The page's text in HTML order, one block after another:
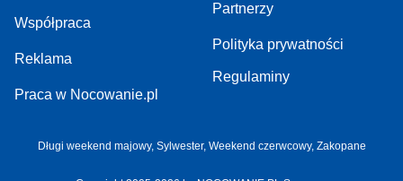
Współpraca
Reklama
Praca w Nocowanie.pl
Partnerzy
Polityka prywatności
Regulaminy
Długi weekend majowy, Sylwester, Weekend czerwcowy, Zakopane